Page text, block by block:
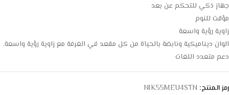
جهاز ذكي للتحكم عن بعد
مؤقت للنوم
زاوية رؤية واسعة
الوان ديناميكية ونابضة بالحياة من كل مقعد في الغرفة مع زاوية رؤية واسعة.
دعم متعدد اللغات
رمز المنتج: NIK55MEU4STN